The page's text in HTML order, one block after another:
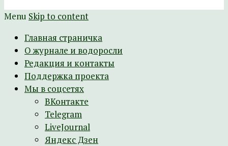
Menu Skip to content
Главная страничка
О журнале и водоросли
Редакция и контакты
Поддержка проекта
Мы в соцсетях
ВКонтакте
Telegram
LiveJournal
Яндекс Дзен